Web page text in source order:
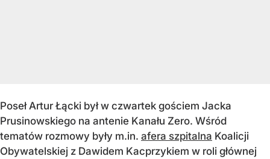
Poseł Artur Łącki był w czwartek gościem Jacka
Prusinowskiego na antenie Kanału Zero. Wśród
tematów rozmowy były m.in. afera szpitalna Koalicji
Obywatelskiej z Dawidem Kacprzykiem w roli głównej